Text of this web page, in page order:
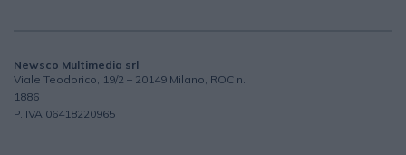
Newsco Multimedia srl
Viale Teodorico, 19/2 – 20149 Milano, ROC n.
1886
P. IVA 06418220965